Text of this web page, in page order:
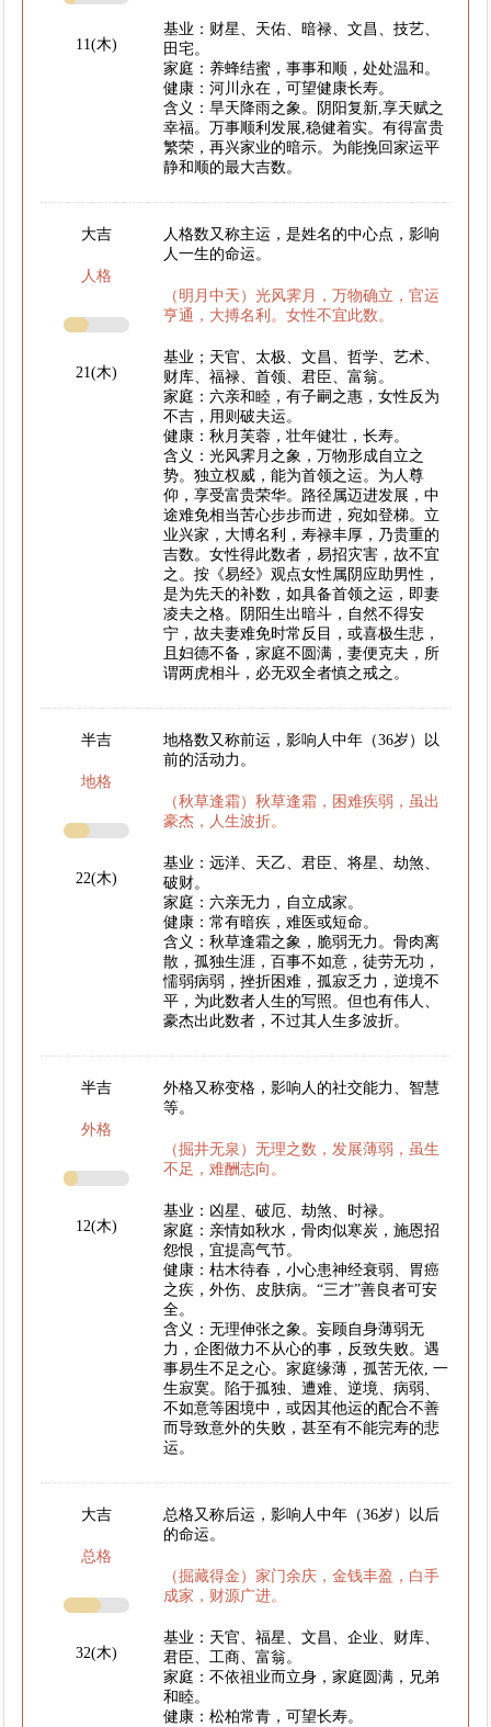
11(木)
基业：财星、天佑、暗禄、文昌、技艺、
田宅。
家庭：养蜂结蜜，事事和顺，处处温和。
健康：河川永在，可望健康长寿。
含义：旱天降雨之象。阴阳复新,享天赋之
幸福。万事顺利发展,稳健着实。有得富贵
繁荣，再兴家业的暗示。为能挽回家运平
静和顺的最大吉数。
大吉
人格
21(木)
人格数又称主运，是姓名的中心点，影响
人一生的命运。
（明月中天）光风霁月，万物确立，官运
亨通，大搏名利。女性不宜此数。
基业；天官、太极、文昌、哲学、艺术、
财库、福禄、首领、君臣、富翁。
家庭：六亲和睦，有子嗣之惠，女性反为
不吉，用则破夫运。
健康：秋月芙蓉，壮年健壮，长寿。
含义：光风霁月之象，万物形成自立之
势。独立权威，能为首领之运。为人尊
仰，享受富贵荣华。路径属迈进发展，中
途难免相当苦心步步而进，宛如登梯。立
业兴家，大博名利，寿禄丰厚，乃贵重的
吉数。女性得此数者，易招灾害，故不宜
之。按《易经》观点女性属阴应助男性，
是为先天的补数，如具备首领之运，即妻
凌夫之格。阴阳生出暗斗，自然不得安
宁，故夫妻难免时常反目，或喜极生悲，
且妇德不备，家庭不圆满，妻便克夫，所
谓两虎相斗，必无双全者慎之戒之。
半吉
地格
22(木)
地格数又称前运，影响人中年（36岁）以
前的活动力。
（秋草逢霜）秋草逢霜，困难疾弱，虽出
豪杰，人生波折。
基业：远洋、天乙、君臣、将星、劫煞、
破财。
家庭：六亲无力，自立成家。
健康：常有暗疾，难医或短命。
含义：秋草逢霜之象，脆弱无力。骨肉离
散，孤独生涯，百事不如意，徒劳无功，
懦弱病弱，挫折困难，孤寂乏力，逆境不
平，为此数者人生的写照。但也有伟人、
豪杰出此数者，不过其人生多波折。
半吉
外格
12(木)
外格又称变格，影响人的社交能力、智慧
等。
（掘井无泉）无理之数，发展薄弱，虽生
不足，难酬志向。
基业：凶星、破厄、劫煞、时禄。
家庭：亲情如秋水，骨肉似寒炭，施恩招
怨恨，宜提高气节。
健康：枯木待春，小心患神经衰弱、胃癌
之疾，外伤、皮肤病。“三才”善良者可安
全。
含义：无理伸张之象。妄顾自身薄弱无
力，企图做力不从心的事，反致失败。遇
事易生不足之心。家庭缘薄，孤苦无依, 一
生寂寞。陷于孤独、遭难、逆境、病弱、
不如意等困境中，或因其他运的配合不善
而导致意外的失败，甚至有不能完寿的悲
运。
大吉
总格
32(木)
总格又称后运，影响人中年（36岁）以后
的命运。
（掘藏得金）家门余庆，金钱丰盈，白手
成家，财源广进。
基业：天官、福星、文昌、企业、财库、
君臣、工商、富翁。
家庭：不依祖业而立身，家庭圆满，兄弟
和睦。
健康：松柏常青，可望长寿。